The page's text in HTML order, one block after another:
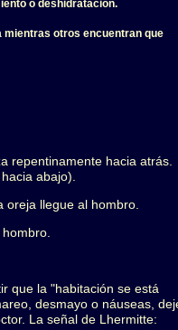
o deshidratación.
mientras otros encuentran que
repentinamente hacia atrás.
abajo).
oreja llegue al hombro.
que la "habitación se está
desmayo o náuseas,
La señal de Lhermitte: